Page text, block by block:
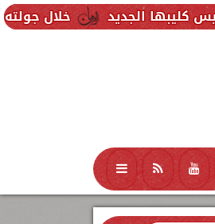
خلال جولته بمطروح: رئيس
منوعات محافظات